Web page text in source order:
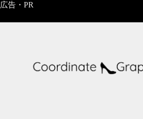
コ
テ
広告・PR